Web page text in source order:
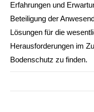
Erfahrungen und
Beteiligung der
Lösungen für die
Herausforderungen im
Bodenschutz zu finden.